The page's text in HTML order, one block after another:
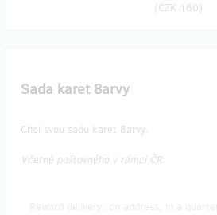
(CZK 160)
Sada karet 8arvy
Chci svou sadu karet 8arvy.
Včetně poštovného v rámci ČR.